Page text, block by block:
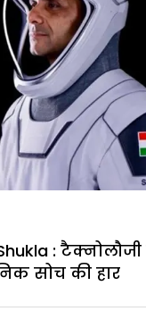
:
सोच की हार